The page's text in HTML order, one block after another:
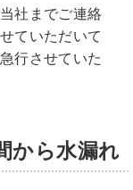
社までご連絡
ていただいて
行させていた
から水漏れ